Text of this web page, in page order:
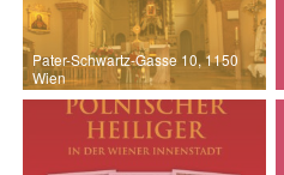
Pater-Schwartz-Gasse 10, 1150
Wien